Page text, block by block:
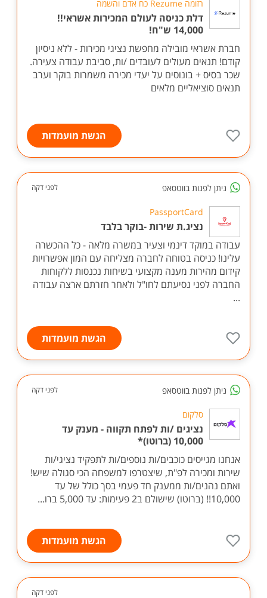
רזומה Rezume כח אדם והשמה
דלת כניסה לעולם המכירות אשראי!!
14,000 ש"ח!
חברת אשראי מובילה מחפשת נציגי מכירות - ללא ניסיון
קודם! תנאים מעולים לעובדים /ות, סביבת עבודה צעירה.
שכר בסיס + בונוסים על יעדי מכירה משמרות בוקר וערב
תנאים סוציאליים מלאים
הגשת מועמדות
ניתן לפנות בווטסאפ לפני דקה
PassportCard
נציג.ת שירות -בוקר בלבד
עבודה במוקד דינמי וצעיר במשרה מלאה - כל ההכשרה
עלינו! כניסה בטוחה לחברה מצליחה עם המון אפשרויות
קידום מהירות מענה מקצועי בשיחות נכנסות ללקוחות
החברה לפני נסיעתם לחו"ל ולאחר חזרתם ארצה עבודה
...
הגשת מועמדות
ניתן לפנות בווטסאפ לפני דקה
סלקום
נציגים /ות לפתח תקווה - מענק עד
10,000 (ברוטו)*
אנחנו מגייסים כוכבים/ות נוספים/ות לתפקיד נציגי/ות
שירות ומכירה לפ"ת, שיצטרפו למשפחה הכי סגולה שיש!
ואתם נהנים/ות ממענק חד פעמי בסך כולל של עד
10,000!! (ברוטו) שישולם ב2 פעימות: עד 5,000 ברו...
הגשת מועמדות
לפני דקה